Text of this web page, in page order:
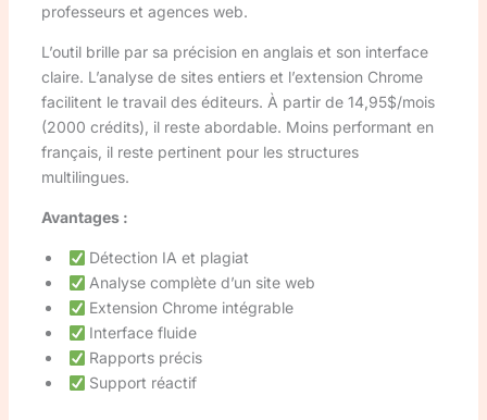
professeurs et agences web.
L’outil brille par sa précision en anglais et son interface
claire. L’analyse de sites entiers et l’extension Chrome
facilitent le travail des éditeurs. À partir de 14,95$/mois
(2000 crédits), il reste abordable. Moins performant en
français, il reste pertinent pour les structures
multilingues.
Avantages :
Détection IA et plagiat
Analyse complète d’un site web
Extension Chrome intégrable
Interface fluide
Rapports précis
Support réactif